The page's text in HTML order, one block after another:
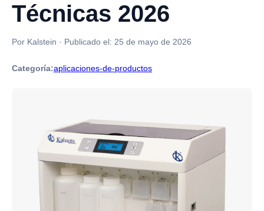
Técnicas 2026
Por Kalstein · Publicado el: 25 de mayo de 2026
Categoría:aplicaciones-de-productos